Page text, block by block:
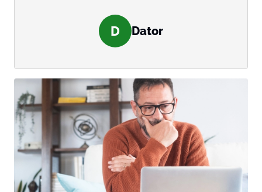
D Dator